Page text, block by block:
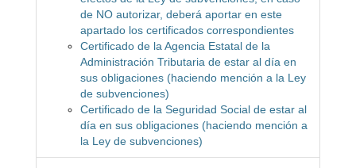
de NO autorizar, deberá aportar en este
apartado los certificados correspondientes
Certificado de la Agencia Estatal de la
Administración Tributaria de estar al día en
sus obligaciones (haciendo mención a la Ley
de subvenciones)
Certificado de la Seguridad Social de estar al
día en sus obligaciones (haciendo mención a
la Ley de subvenciones)